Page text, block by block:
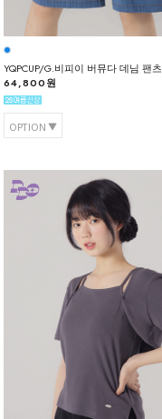
YQPCUP/G.비피이 버뮤다 데님 팬츠
64,800원
OPTION